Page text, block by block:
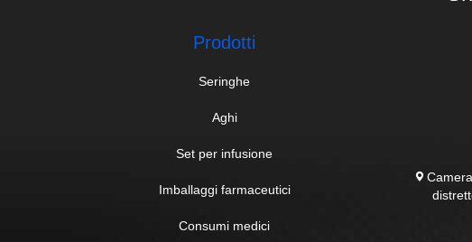
Prodotti
Seringhe
Aghi
Set per infusione
Imballaggi farmaceutici
Consumi medici